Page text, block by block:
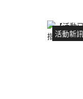
活動新訊